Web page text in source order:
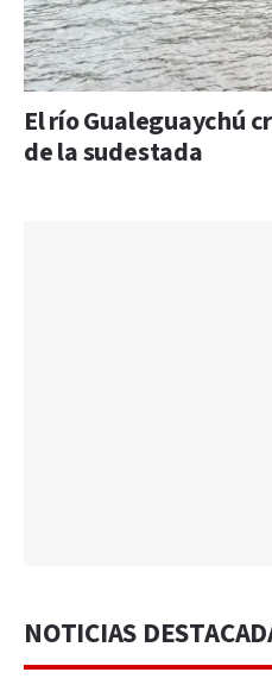
El río Gualeguaychú
de la sudestada
NOTICIAS